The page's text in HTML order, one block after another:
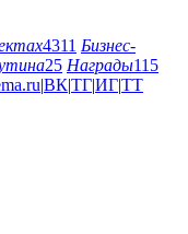
4311 Бизнес-
25 Награды115
|ВК|ТГ|ИГ|ТТ